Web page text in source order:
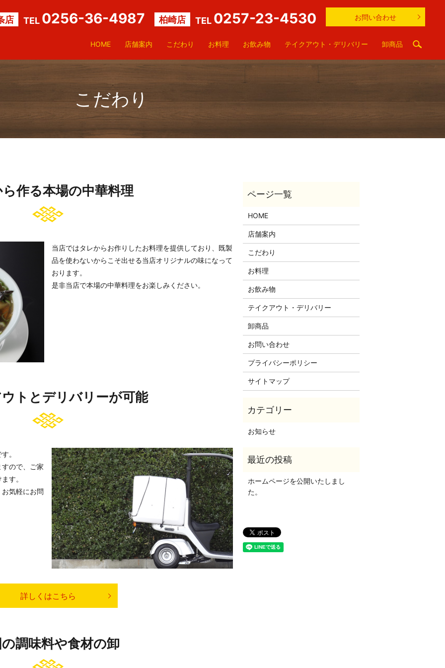
店 TEL 0256-36-4987 柏崎店 TEL 0257-23-4530 お問い合わせ
HOME 店舗案内 こだわり お料理 お飲み物 テイクアウト・デリバリー 卸商品
こだわり
作る本場の中華料理
当店ではタレからお作りしたお料理を提供しており、既製
品を使わないからこそ出せる当店オリジナルの味になって
おります。
是非当店で本場の中華料理をお楽しみください。
トとデリバリーが可能
。
ので、ご家
す。
気軽にお問
詳しくはこちら
調味料や食材の卸
HOME
店舗案内
こだわり
お料理
お飲み物
テイクアウト・デリバリー
卸商品
お問い合わせ
プライバシーポリシー
サイトマップ
お知らせ
ホームページを公開いたしまし
た。